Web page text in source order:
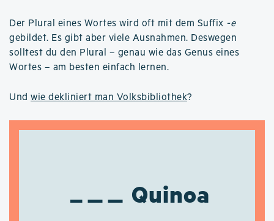
Der Plural eines Wortes wird oft mit dem Suffix -e
gebildet. Es gibt aber viele Ausnahmen. Deswegen
solltest du den Plural – genau wie das Genus eines
Wortes – am besten einfach lernen.
Und wie dekliniert man Volksbibliothek?
Quinoa